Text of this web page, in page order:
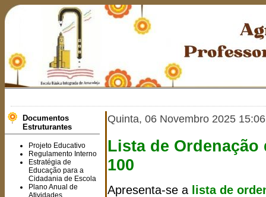
Documentos
Estruturantes
Projeto Educativo
Regulamento Interno
Estratégia de
Educação para a
Cidadania de Escola
Plano Anual de
Atividades
Quinta, 06 Novembro 2025 15:06
Lista de
100
Apresenta-se a lista de